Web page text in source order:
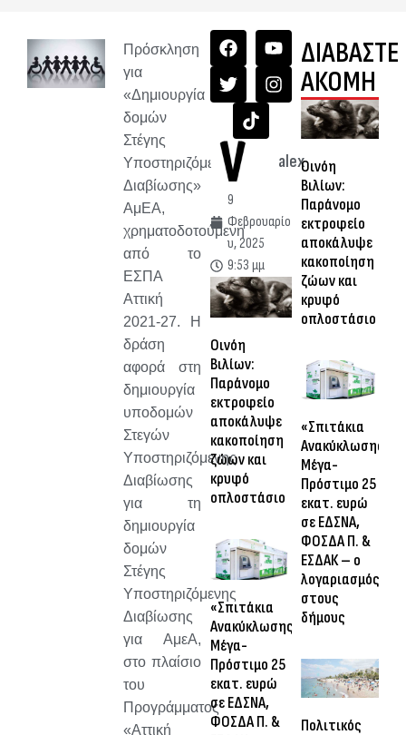
Πρόσκληση
για
«Δημιουργία
δομών
Στέγης
Υποστηριζόμενης
Διαβίωσης»
ΑμΕΑ,
χρηματοδοτούμενη
από το
ΕΣΠΑ
Αττική
2021-27. Η
δράση
αφορά στη
δημιουργία
υποδομών
Στεγών
Υποστηριζόμενης
Διαβίωσης
για τη
δημιουργία
δομών
Στέγης
Υποστηριζόμενης
Διαβίωσης
για ΑμεΑ,
στο πλαίσιο
του
Προγράμματος
«Αττική
alex
9
Φεβρουαρίο
υ, 2025
9:53 μμ
Οινόη
Βιλίων:
Παράνομο
εκτροφείο
αποκάλυψε
κακοποίηση
ζώων και
κρυφό
οπλοστάσιο
«Σπιτάκια
Ανακύκλωσης»:
Μέγα-
Πρόστιμο 25
εκατ. ευρώ
σε ΕΔΣΝΑ,
ΦΟΣΔΑ Π. &
ΔΙΑΒΑΣΤΕ
ΑΚΟΜΗ
Οινόη
Βιλίων:
Παράνομο
εκτροφείο
αποκάλυψε
κακοποίηση
ζώων και
κρυφό
οπλοστάσιο
«Σπιτάκια
Ανακύκλωσης»:
Μέγα-
Πρόστιμο 25
εκατ. ευρώ
σε ΕΔΣΝΑ,
ΦΟΣΔΑ Π. &
ΕΣΔΑΚ – ο
λογαριασμός
στους
δήμους
Πολιτικός